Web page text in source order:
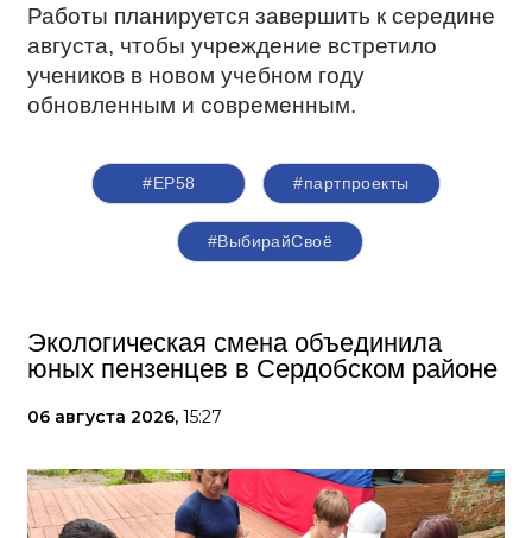
Работы планируется завершить к середине
августа, чтобы учреждение встретило
учеников в новом учебном году
обновленным и современным.
#ЕР58 #партпроекты
#ВыбирайСвоё
Экологическая смена объединила
юных пензенцев в Сердобском районе
06 августа 2026, 15:27